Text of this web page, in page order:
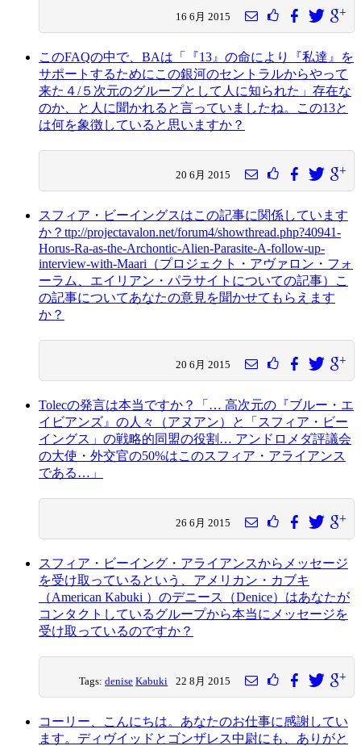
16 6月 2015
このFAQの中で、BAは「『13』の命により『私達』を
サポートするためにこの銀河のセントラルからやって
来た４/５次元のグループとして人に知られた」存在な
のか、と人に聞かれると言っていましたね。この13と
は何を象徴していると思いますか？
20 6月 2015
スフィア・ビーイングスはこの記事に関係しています
か？ttp://projectavalon.net/forum4/showthread.php?40941-
Horus-Ra-as-the-Archontic-Alien-Parasite-A-follow-up-
interview-with-Maari（プロジェクト・アヴァロン・フォ
ーラム、エイリアン・パラサイトについての記事）こ
の記事についてあなたの意見を聞かせてもらえます
か？
20 6月 2015
Tolecの発言は本当ですか？「… 高次元の『ブルー・エ
イビアンズ』の人々（アヌアン）と「スフィア・ビー
イングス」の戦略的同盟の役割… アンドロメダ評議会
の大使・外交官の50%はこのスフィア・アライアンス
である…」
26 6月 2015
スフィア・ビーイング・アライアンスからメッセージ
を受け取っているという、アメリカン・カブキ
（American Kabuki ）のデニース（Denice）はあなたが
コンタクトしているグループから本当にメッセージを
受け取っているのですか？
Tags:denise Kabuki 22 8月 2015
コーリー、こんにちは。あなたのお仕事に感謝してい
ます。ディヴイッドとゴンザレス中尉にも、ありがと